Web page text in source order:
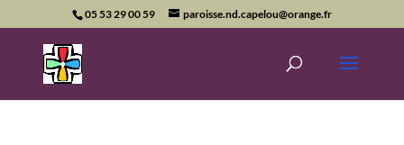
05 53 29 00 59 paroisse.nd.capelou@orange.fr